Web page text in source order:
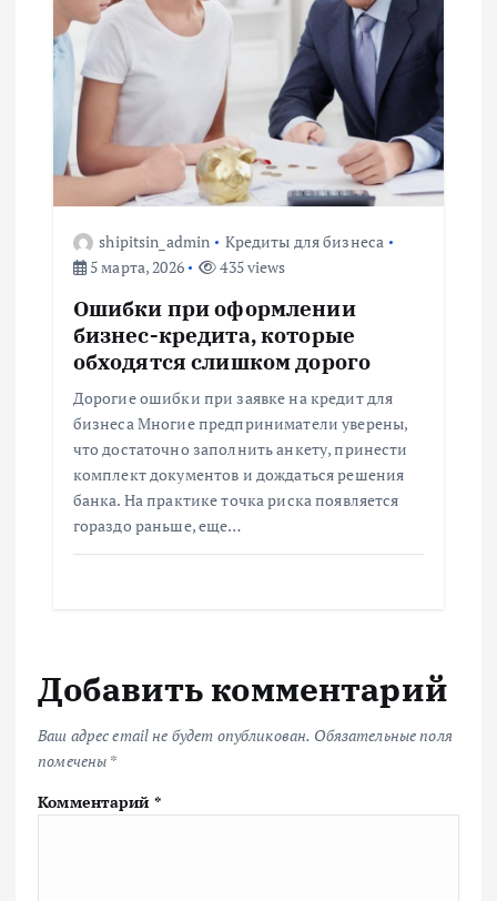
shipitsin_admin
Кредиты для бизнеса
5 марта, 2026
435 views
Ошибки при оформлении
бизнес-кредита, которые
обходятся слишком дорого
Дорогие ошибки при заявке на кредит для
бизнеса Многие предприниматели уверены,
что достаточно заполнить анкету, принести
комплект документов и дождаться решения
банка. На практике точка риска появляется
гораздо раньше, еще…
Добавить комментарий
Ваш адрес email не будет опубликован. Обязательные поля
помечены *
Комментарий *